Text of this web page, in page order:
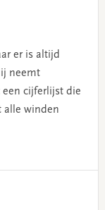
er is altijd
neemt
cijferlijst die
alle winden